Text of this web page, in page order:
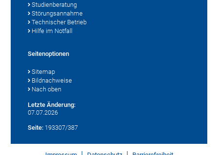
Studienberatung
Störungsannahme
Technischer Betrieb
Hilfe im Notfall
Seitenoptionen
Sitemap
Bildnachweise
Nach oben
Letzte Änderung:
07.07.2026
Seite: 193307/387